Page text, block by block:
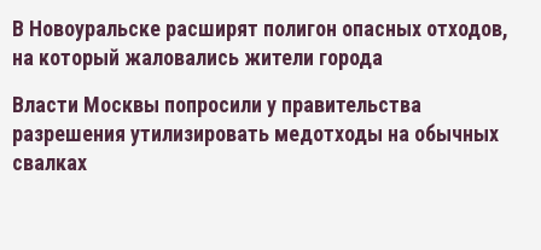
В Новоуральске расширят полигон опасных отходов,
на который жаловались жители города
Власти Москвы попросили у правительства
разрешения утилизировать медотходы на обычных
свалках